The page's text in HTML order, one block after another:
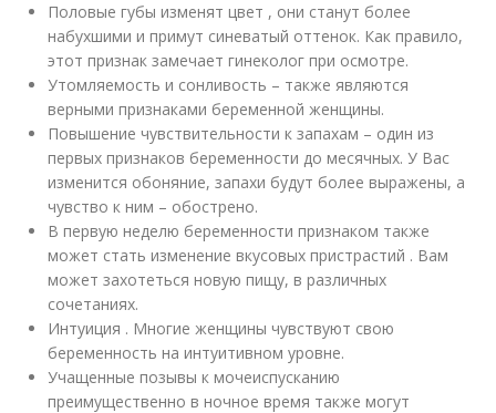
Половые губы изменят цвет , они станут более
набухшими и примут синеватый оттенок. Как правило,
этот признак замечает гинеколог при осмотре.
Утомляемость и сонливость – также являются
верными признаками беременной женщины.
Повышение чувствительности к запахам – один из
первых признаков беременности до месячных. У Вас
изменится обоняние, запахи будут более выражены, а
чувство к ним – обострено.
В первую неделю беременности признаком также
может стать изменение вкусовых пристрастий . Вам
может захотеться новую пищу, в различных
сочетаниях.
Интуиция . Многие женщины чувствуют свою
беременность на интуитивном уровне.
Учащенные позывы к мочеиспусканию
преимущественно в ночное время также могут